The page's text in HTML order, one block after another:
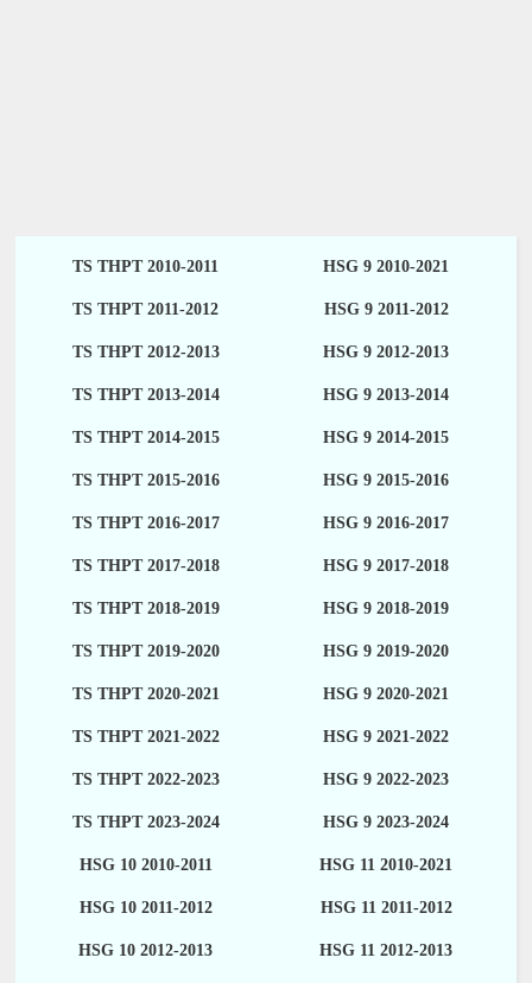
TS THPT 2010-2011 HSG 9 2010-2021
TS THPT 2011-2012 HSG 9 2011-2012
TS THPT 2012-2013 HSG 9 2012-2013
TS THPT 2013-2014 HSG 9 2013-2014
TS THPT 2014-2015 HSG 9 2014-2015
TS THPT 2015-2016 HSG 9 2015-2016
TS THPT 2016-2017 HSG 9 2016-2017
TS THPT 2017-2018 HSG 9 2017-2018
TS THPT 2018-2019 HSG 9 2018-2019
TS THPT 2019-2020 HSG 9 2019-2020
TS THPT 2020-2021 HSG 9 2020-2021
TS THPT 2021-2022 HSG 9 2021-2022
TS THPT 2022-2023 HSG 9 2022-2023
TS THPT 2023-2024 HSG 9 2023-2024
HSG 10 2010-2011 HSG 11 2010-2021
HSG 10 2011-2012 HSG 11 2011-2012
HSG 10 2012-2013 HSG 11 2012-2013